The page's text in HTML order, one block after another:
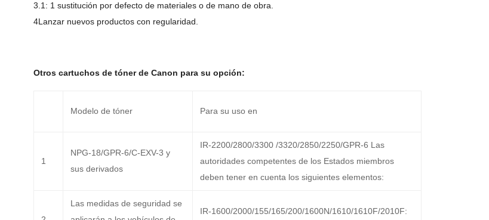
3.1: 1 sustitución por defecto de materiales o de mano de obra.
4Lanzar nuevos productos con regularidad.
Otros cartuchos de tóner de Canon para su opción:
Modelo de tóner Para su uso en
1
NPG-18/GPR-6/C-EXV-3 y
sus derivados
IR-2200/2800/3300 /3320/2850/2250/GPR-6 Las
autoridades competentes de los Estados miembros
deben tener en cuenta los siguientes elementos:
Las medidas de seguridad se
IR-1600/2000/155/165/200/1600N/1610/1610F/2010F: